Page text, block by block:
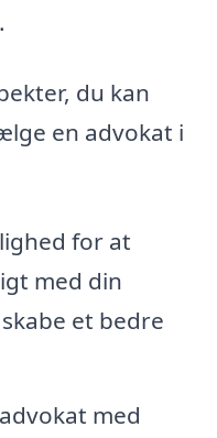
du kan
en advokat i
for at
med din
et bedre
med